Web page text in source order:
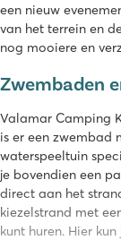
een nieuw
van het terrein en
nog mooiere en
Zwembaden
Valamar Camping
is er een zwembad
waterspeeltuin
je bovendien een
direct aan het
kiezelstrand met
kunt huren. Hier